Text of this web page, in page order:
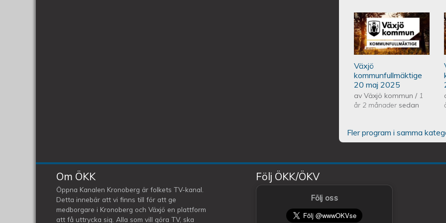
Växjös
Växjö
kommunfullmäktige
20 maj 2025
avVäxjö kommun/ 1
år 2 månader sedan
Fler program i samma
Om ÖKK
Öppna Kanalen Kronoberg är folkets TV-kanal.
Detta innebär att vi finns till för att ge
medborgare i Kronoberg och Växjö en plattform
att få uttrycka sig. Alla som vill göra TV, ska
Följ ÖKK/ÖKV
Följ oss